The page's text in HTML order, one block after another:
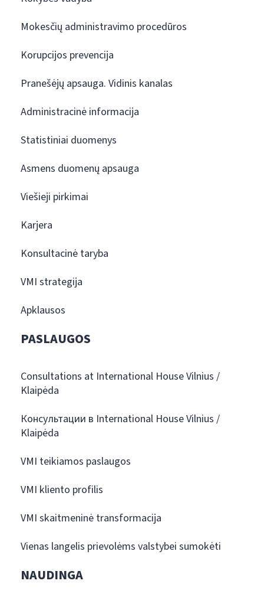
Mokesčių administravimo procedūros
Korupcijos prevencija
Pranešėjų apsauga. Vidinis kanalas
Administracinė informacija
Statistiniai duomenys
Asmens duomenų apsauga
Viešieji pirkimai
Karjera
Konsultacinė taryba
VMI strategija
Apklausos
PASLAUGOS
Consultations at International House Vilnius /
Klaipėda
Консультации в International House Vilnius /
Klaipėda
VMI teikiamos paslaugos
VMI kliento profilis
VMI skaitmeninė transformacija
Vienas langelis prievolėms valstybei sumokėti
NAUDINGA